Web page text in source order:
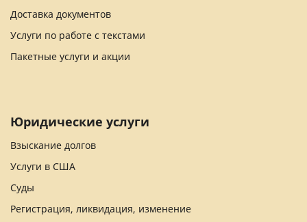
Доставка документов
Услуги по работе с текстами
Пакетные услуги и акции
Юридические услуги
Взыскание долгов
Услуги в США
Суды
Регистрация, ликвидация, изменение